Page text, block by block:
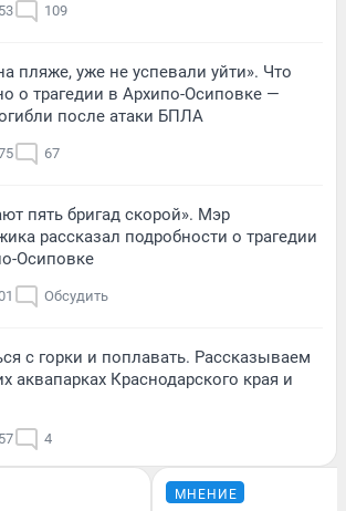
109
пляже, уже не успевали уйти». Что
о трагедии в Архипо-Осиповке —
после атаки БПЛА
67
пять бригад скорой». Мэр
рассказал подробности о трагедии
Осиповке
Обсудить
с горки и поплавать. Рассказываем
аквапарках Краснодарского края и
4
МНЕНИЕ